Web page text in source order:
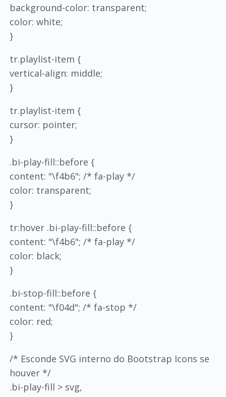
background-color: transparent;
color: white;
}
tr.playlist-item {
vertical-align: middle;
}
tr.playlist-item {
cursor: pointer;
}
.bi-play-fill::before {
content: "\f4b6"; /* fa-play */
color: transparent;
}
tr:hover .bi-play-fill::before {
content: "\f4b6"; /* fa-play */
color: black;
}
.bi-stop-fill::before {
content: "\f04d"; /* fa-stop */
color: red;
}
/* Esconde SVG interno do Bootstrap Icons se
houver */
.bi-play-fill > svg,